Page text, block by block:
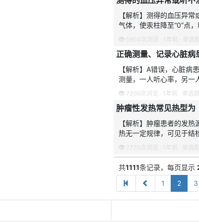
【解析】测得的血压异
气体，使汞柱降至“0”点
值。A、B、C、E均正确
5904次浏览 · 1年前 · 单选题
正确测量、记录心脏病
【解析】A错误，心脏病
测量，一人听心率，另一
用拇指诊脉，因拇指小动
7369次浏览 · 1年前 · 单选题
肿瘤性发热常见热型为
【解析】肿瘤患者的发
热无一定规律，可见于结
内膜炎等。故本题选E。
7770次浏览 · 1年前 · 单选题
共1111条记录，每页显示
1
2 3